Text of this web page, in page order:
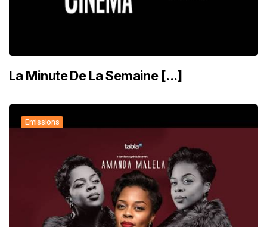
La Minute De La Semaine [...]
Emissions